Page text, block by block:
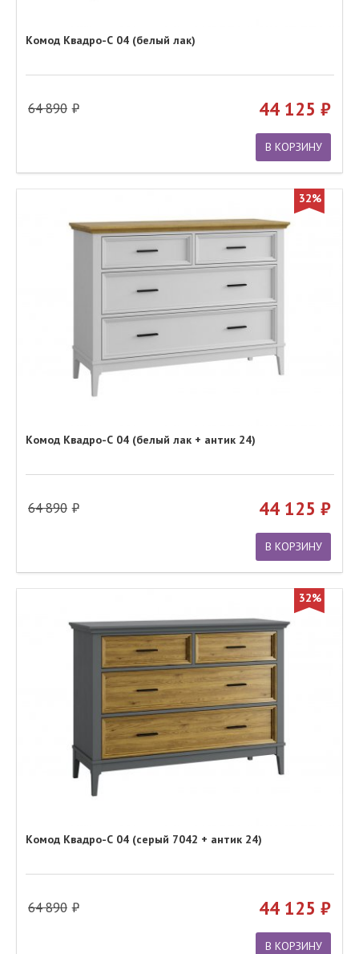
Комод Квадро-С 04 (белый лак)
64 890 44 125
В КОРЗИНУ
32%
Комод Квадро-С 04 (белый лак + антик 24)
64 890 44 125
В КОРЗИНУ
32%
Комод Квадро-С 04 (серый 7042 + антик 24)
64 890 44 125
В КОРЗИНУ